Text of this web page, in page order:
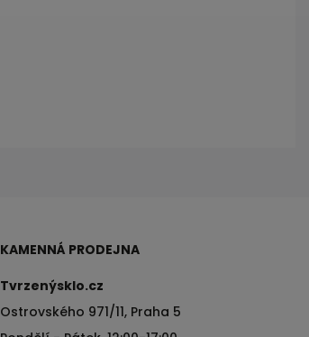
KAMENNÁ PRODEJNA
Tvrzenýsklo.cz
Ostrovského 971/11, Praha 5